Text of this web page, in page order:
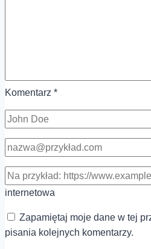
Komentarz *
internetowa
Zapamiętaj moje dane w tej
pisania kolejnych komentarzy.